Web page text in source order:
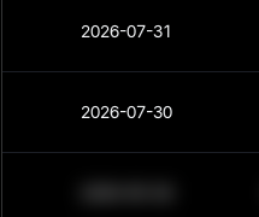
2026-07-31
2026-07-30